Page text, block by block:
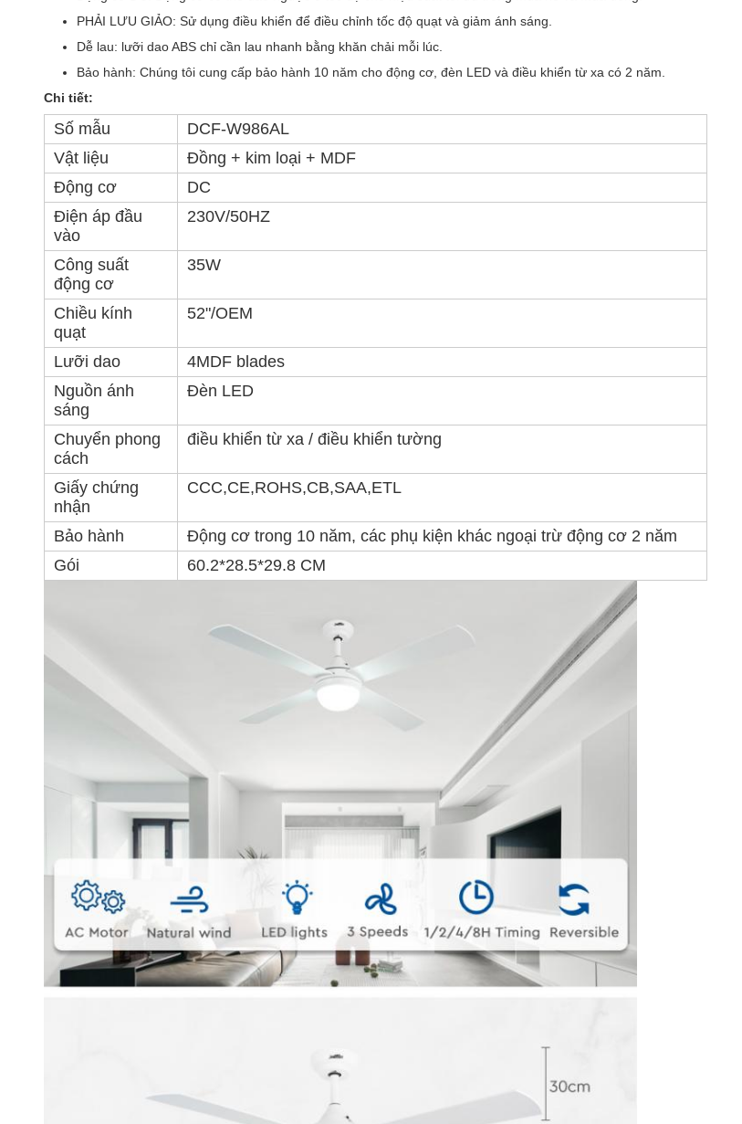
PHẢI LƯU GIẢO: Sử dụng điều khiển để điều chỉnh tốc độ quạt và giảm ánh sáng.
Dễ lau: lưỡi dao ABS chỉ cần lau nhanh bằng khăn chải mỗi lúc.
Bảo hành: Chúng tôi cung cấp bảo hành 10 năm cho động cơ, đèn LED và điều khiển từ xa có 2 năm.
Chi tiết:
Số mẫu
DCF-W986AL
Vật liệu
Đồng + kim loại + MDF
Động cơ
DC
Điện áp đầu
vào
230V/50HZ
Công suất
động cơ
35W
Chiều kính
quạt
52"/OEM
Lưỡi dao
4MDF blades
Nguồn ánh
sáng
Đèn LED
Chuyển phong
cách
điều khiển từ xa / điều khiển tường
Giấy chứng
nhận
CCC,CE,ROHS,CB,SAA,ETL
Bảo hành
Động cơ trong 10 năm, các phụ kiện khác ngoại trừ động cơ 2 năm
Gói
60.2*28.5*29.8 CM